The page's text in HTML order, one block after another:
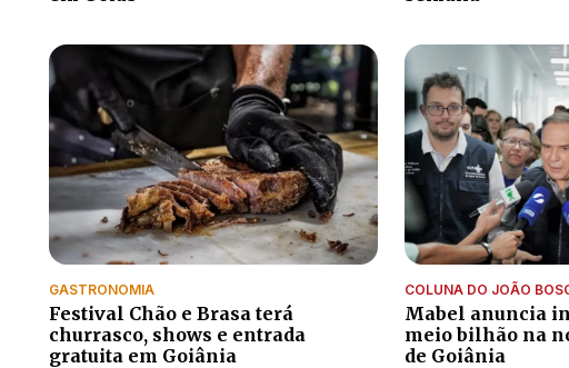
GASTRONOMIA
Festival Chão e Brasa terá
churrasco, shows e entrada
gratuita em Goiânia
COLUNA DO JOÃO
Mabel anuncia
meio bilhão na
de Goiânia